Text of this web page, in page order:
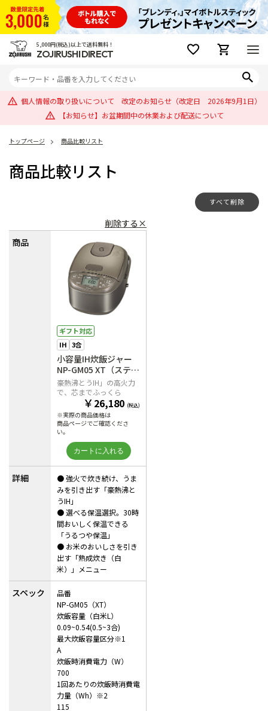
5,000円(税込)以上で送料無料！
ZOJIRUSHI DIRECT
個人情報の取り扱いについて 改定のお知らせ（改定日 2026年9月1日）
【お知らせ】お盆期間中の休業および配送について
トップページ 商品比較リスト
商品比較リスト
すべて削除
商品
詳細
スペック
削除する×
ギフト対応
IH 3合
小容量IH炊飯ジャー
NP-GM05 XT（ステン
レスブラウン）
豪熱沸とうIH」の高火力
で、芯までふっくら
￥26,180 (税込)
※実際の商品価格は
商品ページでご確認くださ
い。
● 強火で炊き続け、うま
みを引き出す「豪熱沸と
うIH」
● 選べる保温選択。30時
間おいしく保温できる
「うるつや保温」
● お米のおいしさを引き
出す「熟成炊き（白
米）」メニュー
品番
NP-GM05（XT）
炊飯容量（白米L）
0.09~0.54(0.5~3合)
最大炊飯容量区分※1
A
炊飯時消費電力（W）
700
1回あたりの炊飯時消費電
力量（Wh）※2
115